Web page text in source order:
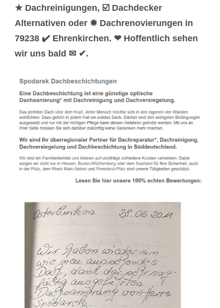
★ Dachreinigungen, ☑️ Dachdecker
Alternativen oder ✹ Dachrenovierungen in
79238 ✔️ Ehrenkirchen. ❤ Hoffentlich sehen
wir uns bald ✉ ✔.